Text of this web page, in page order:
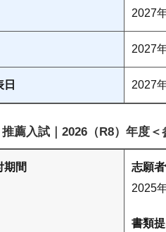
2027
2027
日 2027
薦入試｜2026（R8）年度＜
期間
志願
2025
書類